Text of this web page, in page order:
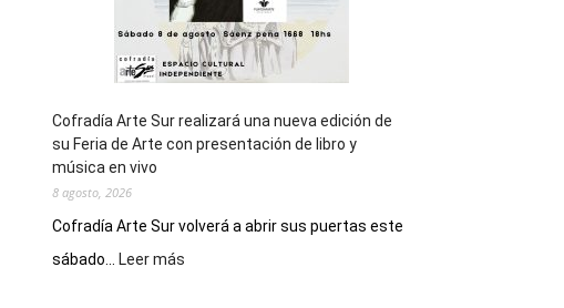
Cofradía Arte Sur realizará una nueva edición de
su Feria de Arte con presentación de libro y
música en vivo
8 agosto, 2026
Cofradía Arte Sur volverá a abrir sus puertas este
sábado...
Leer más